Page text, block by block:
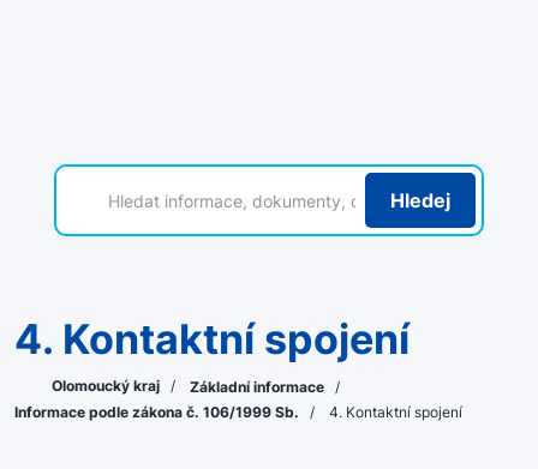
Hledej
4. Kontaktní spojení
Olomoucký kraj / Základní informace /
Informace podle zákona č. 106/1999 Sb.
/ 4. Kontaktní spojení